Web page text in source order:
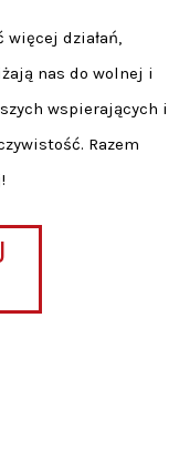
więcej działań,
nas do wolnej i
wspierających i
Razem